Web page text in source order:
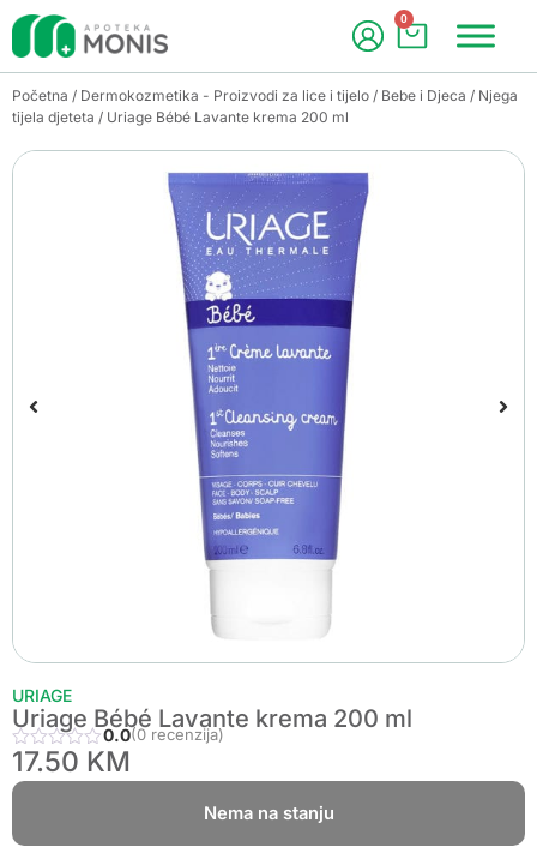
0
Početna / Dermokozmetika - Proizvodi za lice i tijelo / Bebe i Djeca / Njega
tijela djeteta / Uriage Bébé Lavante krema 200 ml
URIAGE
Uriage Bébé Lavante krema 200 ml
0.0(0 recenzija)
17.50 KM
Nema na stanju